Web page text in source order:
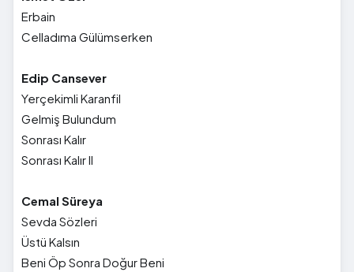
Erbain
Celladıma Gülümserken
Edip Cansever
Yerçekimli Karanfil
Gelmiş Bulundum
Sonrası Kalır
Sonrası Kalır II
Cemal Süreya
Sevda Sözleri
Üstü Kalsın
Beni Öp Sonra Doğur Beni